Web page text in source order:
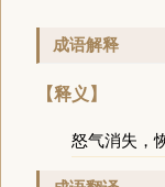
成语解释
【释义】
怒气消失，